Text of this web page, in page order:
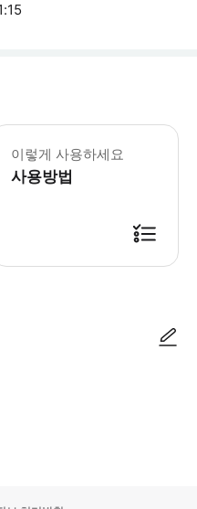
마사지 시작 10분 전에는 마사지 샵
이렇게 사용하세요
사용방법